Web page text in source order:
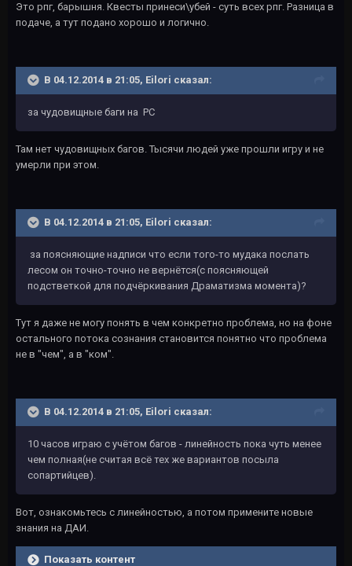
Это рпг, барышня. Квесты принеси\убей - суть всех рпг. Разница в
подаче, а тут подано хорошо и логично.
В 04.12.2014 в 21:05, Eilori сказал:
за чудовищные баги на PC
Там нет чудовищных багов. Тысячи людей уже прошли игру и не
умерли при этом.
В 04.12.2014 в 21:05, Eilori сказал:
за поясняющие надписи что если того-то мудака послать
лесом он точно-точно не вернётся(с поясняющей
подстветкой для подчёркивания Драматизма момента)?
Тут я даже не могу понять в чем конкретно проблема, но на фоне
остального потока сознания становится понятно что проблема
не в "чем", а в "ком".
В 04.12.2014 в 21:05, Eilori сказал:
10 часов играю с учётом багов - линейность пока чуть менее
чем полная(не считая всё тех же вариантов посыла
сопартийцев).
Вот, ознакомьтесь с линейностью, а потом примените новые
знания на ДАИ.
Показать контент